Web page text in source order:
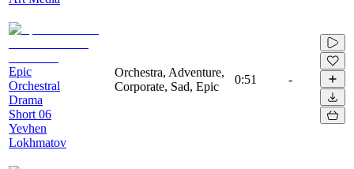
Epic
Orchestral
Drama
Short 06
Yevhen
Lokhmatov
Orchestra, Adventure,
Corporate, Sad, Epic
0:51 -